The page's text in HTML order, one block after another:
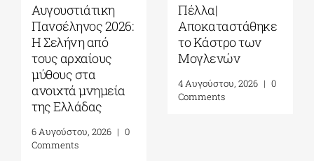
Αυγουστιάτικη
Πανσέληνος 2026:
Η Σελήνη από
τους αρχαίους
μύθους στα
ανοιχτά μνημεία
της Ελλάδας
6 Αυγούστου, 2026 | 0
Comments
Πέλλα|
Αποκαταστάθηκε
το Κάστρο των
Μογλενών
4 Αυγούστου, 2026 | 0
Comments